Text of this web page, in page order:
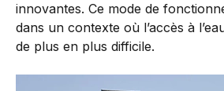
innovantes. Ce mode de
dans un contexte où l’accès à
de plus en plus difficile.